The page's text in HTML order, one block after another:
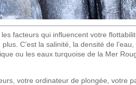
facteurs qui influencent votre
C’est la salinité, la densité de l’eau,
ou les eaux turquoise de la Mer
votre ordinateur de plongée, votre